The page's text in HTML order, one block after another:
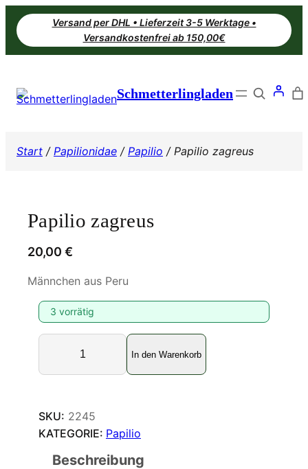
Zum
Inhalt
springen
Versand per DHL • Lieferzeit 3-5 Werktage •
Versandkostenfrei ab 150,00€
Schmetterlingladen Search
Start / Papilionidae / Papilio / Papilio zagreus
Papilio zagreus
20,00 €
Männchen aus Peru
3 vorrätig
P
p
l
i
In den Warenkorb
SKU: 2245
KATEGORIE: Papilio
Beschreibung